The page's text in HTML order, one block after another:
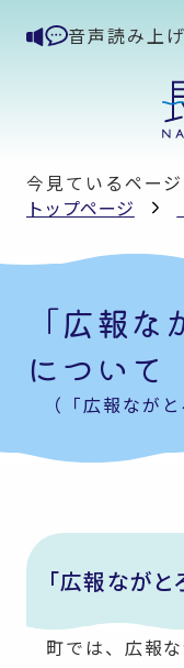
音声読み上げ
今見ているページ
トップページ
「広報
について
（「広報ながと
「広報なが
町では、広報